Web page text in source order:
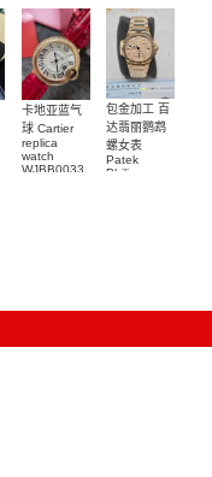
卡地亚蓝气
球 Cartier
replica
watch
WJBB0033
包金加工 百
达翡丽鹦鹉
螺女表
Patek
Philippe